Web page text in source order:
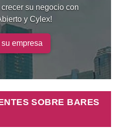
su negocio con
y Cylex!
empresa
SOBRE BARES